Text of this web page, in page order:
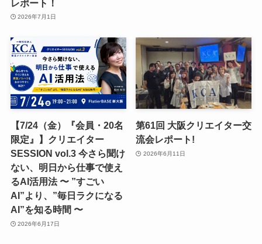
レポート！
2026年7月1日
【7/24（金）『会員・20名
限定』】クリエイター
SESSION vol.3 今さら聞け
ない、明日から仕事で使え
るAI活用法 〜 ”すごい
AI”より、”毎日ラクになる
AI”を知る時間 〜
2026年6月17日
第61回 大阪クリエイター交
流会レポート!
2026年6月11日